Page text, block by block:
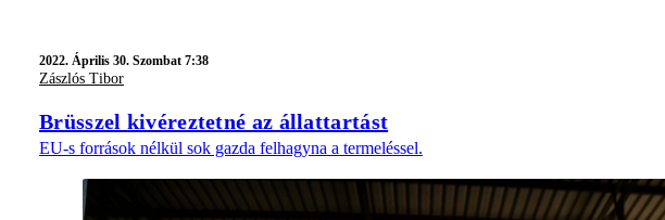
2022. Április 30. Szombat 7:38
Zászlós Tibor
Brüsszel kivéreztetné az állattartást
EU-s források nélkül sok gazda felhagyna a termeléssel.